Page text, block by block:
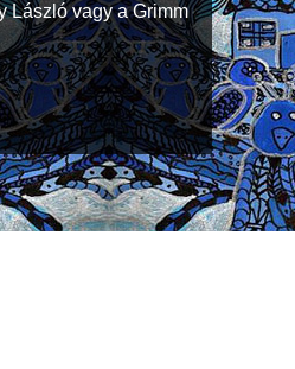
László vagy a Grimm